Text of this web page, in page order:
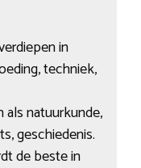
in
techniek,
als natuurkunde,
geschiedenis.
de beste in